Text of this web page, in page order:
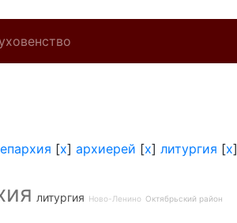
[x] архиерей [x] литургия [x]
литургия Ново-Ленино Октябрьский район